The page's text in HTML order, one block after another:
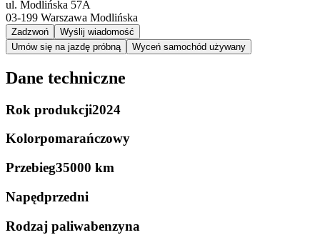
ul. Modlińska 57A
03-199 Warszawa Modlińska
Zadzwoń
Wyślij wiadomość
Umów się na jazdę próbną
Wyceń samochód używany
Dane techniczne
Rok produkcji2024
Kolorpomarańczowy
Przebieg35000 km
Napędprzedni
Rodzaj paliwabenzyna